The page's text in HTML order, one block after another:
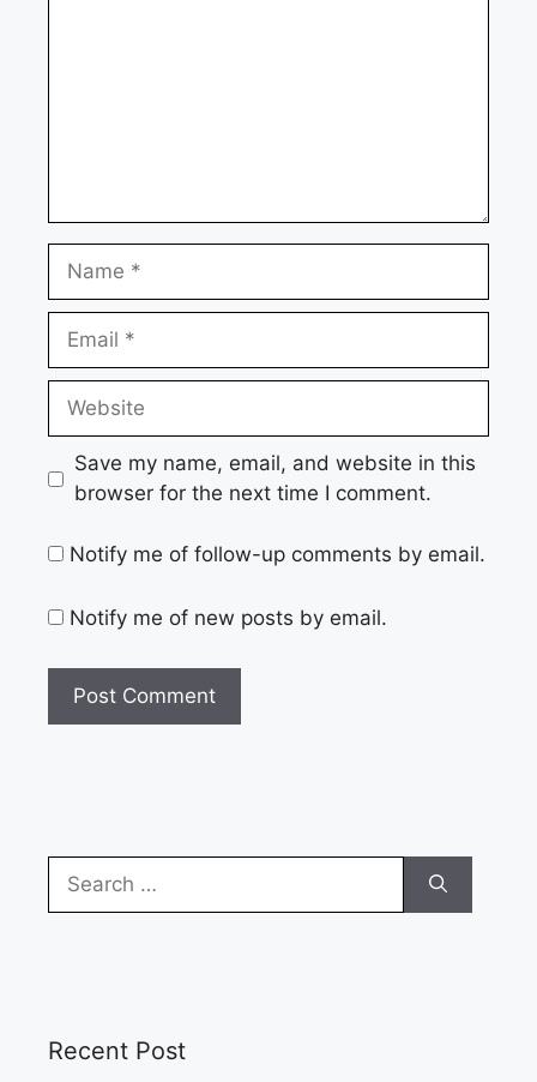
Name
Email
Website
Save my name, email, and website in this
browser for the next time I comment.
Notify me of follow-up comments by email.
Notify me of new posts by email.
for:
Recent Post